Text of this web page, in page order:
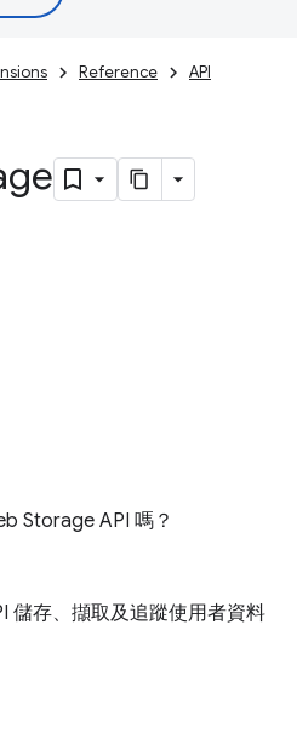
Reference API
Storage API 嗎？
儲存、擷取及追蹤使用者資料